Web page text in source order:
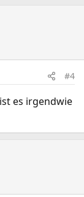
#4
es irgendwie